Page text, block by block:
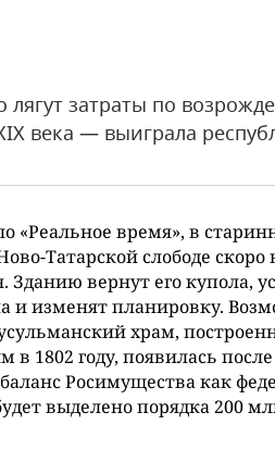
затраты по
века — выиграла
«Реальное время», в
Татарской слободе
Зданию вернут его купола,
и изменят планировку.
храм,
1802 году, появилась после
Росимущества как
выделено порядка 200